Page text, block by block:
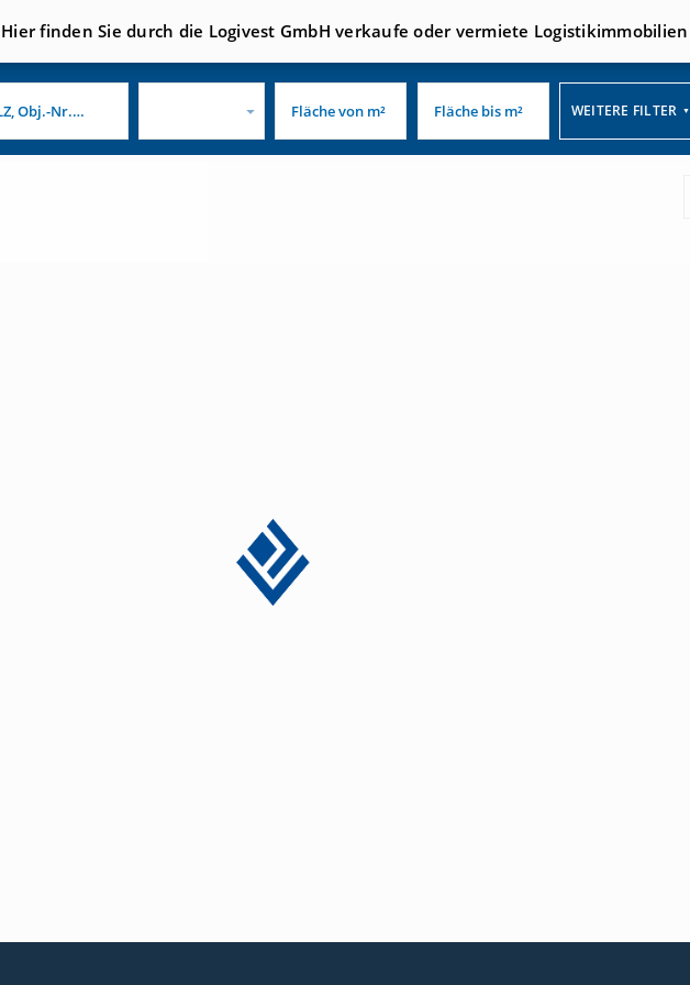
finden Sie durch die Logivest GmbH verkaufe oder vermiete Logistikimmobilien
WEITERE FILTER ▼